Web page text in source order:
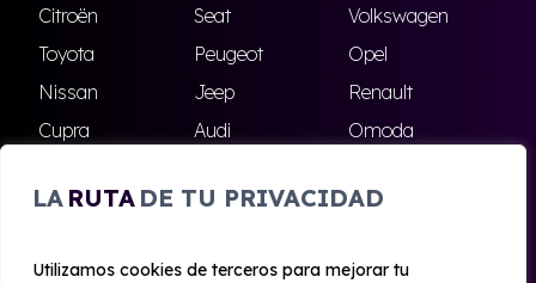
LA RUTA DE TU PRIVACIDAD
Utilizamos cookies de terceros para mejorar tu
Citroën
Seat
Volkswagen
Toyota
Peugeot
Opel
Nissan
Jeep
Renault
Cupra
Audi
Omoda
Skoda
Ford Todas las marcas